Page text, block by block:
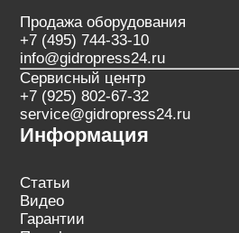
Продажа оборудования
+7 (495) 744-33-10
info@gidropress24.ru
Сервисный центр
+7 (925) 802-67-32
service@gidropress24.ru
Информация
Статьи
Видео
Гарантии